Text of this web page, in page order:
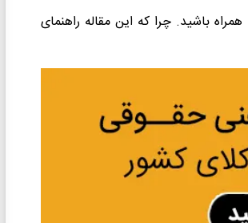
باشید. چرا که این مقاله راهنمای